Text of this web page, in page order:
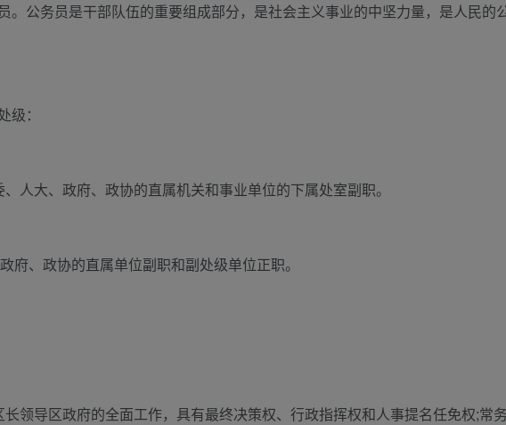
。公务员是干部队伍的重要组成部分，是社会主义事业的中坚力量，是人民的
：
人大、政府、政协的直属机关和事业单位的下属处室副职。
府、政协的直属单位副职和副处级单位正职。
领导区政府的全面工作，具有最终决策权、行政指挥权和人事提名任免权;常